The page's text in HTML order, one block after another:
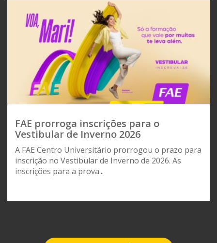
FAE prorroga inscrições para o
Vestibular de Inverno 2026
A FAE Centro Universitário prorrogou o prazo para
inscrição no Vestibular de Inverno de 2026. As
inscrições para a prova...